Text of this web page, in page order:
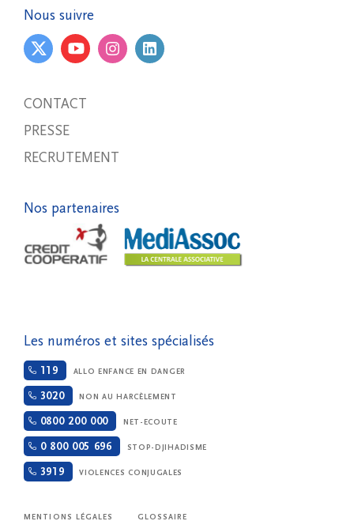
Nous suivre
CONTACT
PRESSE
RECRUTEMENT
Nos partenaires
Les numéros et sites spécialisés
119 ALLO ENFANCE EN DANGER
3020 NON AU HARCÈLEMENT
0800 200 000 NET-ECOUTE
0 800 005 696 STOP-DJIHADISME
3919 VIOLENCES CONJUGALES
MENTIONS LÉGALES GLOSSAIRE